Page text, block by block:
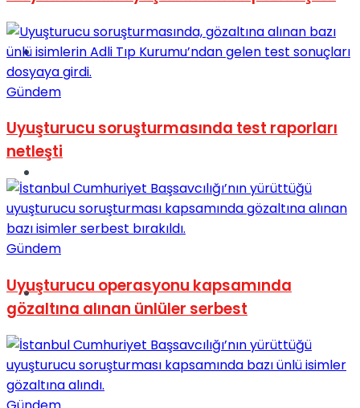
Müzik
Tatil
View All Result
Gündem
Uyuşturucu soruşturmasında test raporları
netleşti
Gündem
Uyuşturucu operasyonu kapsamında
gözaltına alınan ünlüler serbest